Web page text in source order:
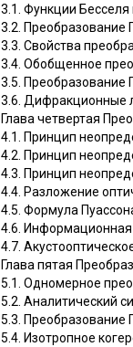
3.1. Функции Бесселя
3.2. Преобразование
3.3. Свойства
3.4. Обобщенное
3.5. Преобразование
3.6. Дифракционные
Глава четвертая
4.1. Принцип
4.2. Принцип
4.3. Принцип
4.4. Разложение
4.5. Формула
4.6. Информационная
4.7.
Глава пятая
5.1. Одномерное
5.2. Аналитический
5.3. Преобразование
5.4. Изотропное